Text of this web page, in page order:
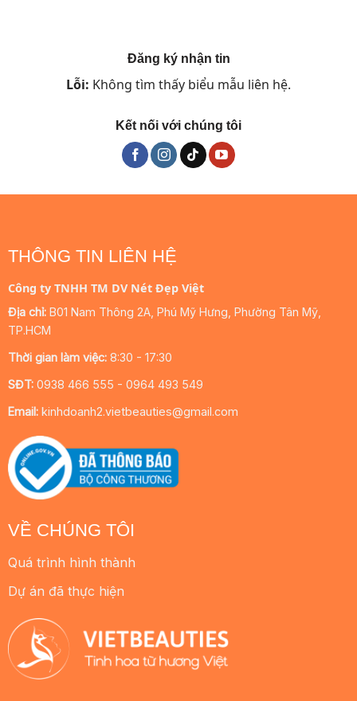
Đăng ký nhận tin
Lỗi: Không tìm thấy biểu mẫu liên hệ.
Kết nối với chúng tôi
VỀ CHÚNG TÔI
Quá trình hình thành
Dự án đã thực hiện
THÔNG TIN LIÊN HỆ
Công ty TNHH TM DV Nét Đẹp Việt
Địa chỉ: B01 Nam Thông 2A, Phú Mỹ Hưng, Phường Tân Mỹ,
TP.HCM
Thời gian làm việc:8:30 - 17:30
SĐT:0938 466 555 - 0964 493 549
Email:kinhdoanh2.vietbeauties@gmail.com